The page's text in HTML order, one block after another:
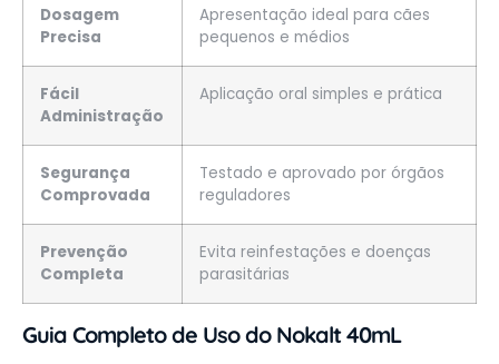
Dosagem
Precisa
Apresentação ideal para cães
pequenos e médios
Fácil
Administração
Aplicação oral simples e prática
Segurança
Comprovada
Testado e aprovado por órgãos
reguladores
Prevenção
Completa
Evita reinfestações e doenças
parasitárias
Guia Completo de Uso do Nokalt 40mL